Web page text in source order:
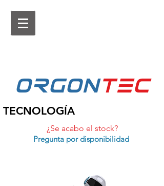
ORGONtEc
TECNOLOGÍA
¿Se acabo el stock?
Pregunta por disponibilidad